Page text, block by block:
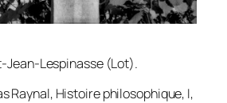
Jean-Lespinasse (Lot).
Raynal, Histoire philosophique, I,